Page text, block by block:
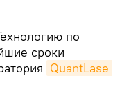
по
сроки
QuantLase